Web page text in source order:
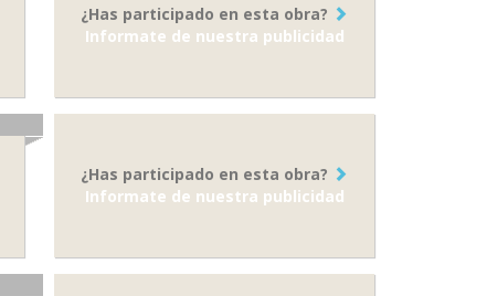
¿Has participado en esta obra?
Informate de nuestra publicidad
¿Has participado en esta obra?
Informate de nuestra publicidad